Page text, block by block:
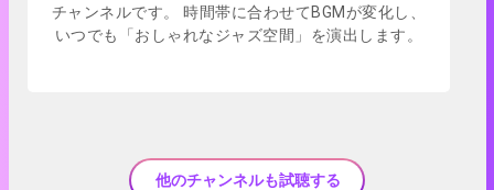
チャンネルです。 時間帯に合わせてBGMが変化し、
いつでも「おしゃれなジャズ空間」を演出します。
他のチャンネルも試聴する